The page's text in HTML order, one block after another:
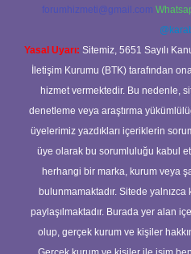
forumhizmeti@gmail.com
Yasal Uyarı: Sitemiz, 5651 Sayılı
İletişim Kurumu (BTK) tarafından
hizmet vermektedir. Bu nedenle,
denetleme veya araştırma
üyelerimiz yazdıkları içeriklerin
üye olarak bu sorumluluğu kabul
herhangi bir marka, kurum veya
bulunmamaktadır. Sitede yalnızca
paylaşılmaktadır. Burada yer alan
olup, gerçek kurum ve kişiler